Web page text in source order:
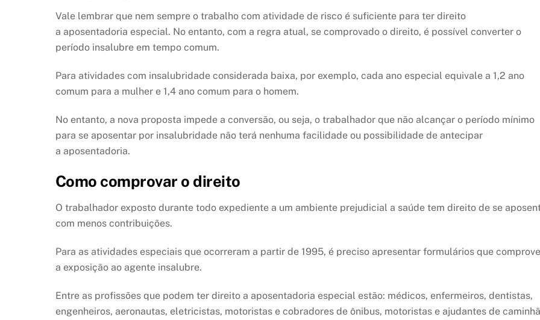
Vale lembrar que nem sempre o trabalho com atividade de risco é suficiente para ter direito
a aposentadoria especial. No entanto, com a regra atual, se comprovado o direito, é possível converter o
período insalubre em tempo comum.
Para atividades com insalubridade considerada baixa, por exemplo, cada ano especial equivale a 1,2 ano
comum para a mulher e 1,4 ano comum para o homem.
No entanto, a nova proposta impede a conversão, ou seja, o trabalhador que não alcançar o período mínimo
para se aposentar por insalubridade não terá nenhuma facilidade ou possibilidade de antecipar
a aposentadoria.
Como comprovar o direito
O trabalhador exposto durante todo expediente a um ambiente prejudicial a saúde tem direito de se
com menos contribuições.
Para as atividades especiais que ocorreram a partir de 1995, é preciso apresentar formulários que
a exposição ao agente insalubre.
Entre as profissões que podem ter direito a aposentadoria especial estão: médicos, enfermeiros, dentistas,
engenheiros, aeronautas, eletricistas, motoristas e cobradores de ônibus, motoristas e ajudantes de